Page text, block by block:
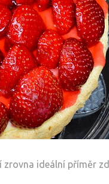
ideální příměr